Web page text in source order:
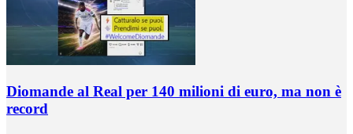
Diomande al Real per 140 milioni di euro, ma non è
record